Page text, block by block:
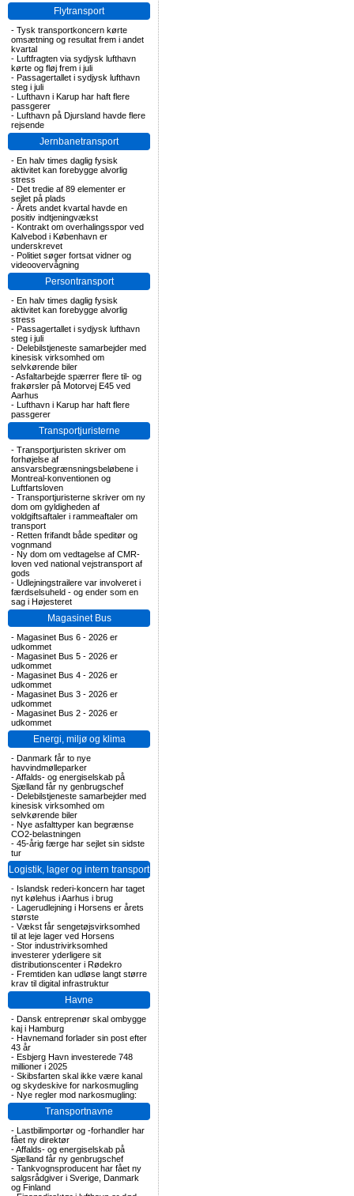
Flytransport
- Tysk transportkoncern kørte
omsætning og resultat frem i andet
kvartal
- Luftfragten via sydjysk lufthavn
kørte og fløj frem i juli
- Passagertallet i sydjysk lufthavn
steg i juli
- Lufthavn i Karup har haft flere
passgerer
- Lufthavn på Djursland havde flere
rejsende
Jernbanetransport
- En halv times daglig fysisk
aktivitet kan forebygge alvorlig
stress
- Det tredie af 89 elementer er
sejlet på plads
- Årets andet kvartal havde en
positiv indtjeningvækst
- Kontrakt om overhalingsspor ved
Kalvebod i København er
underskrevet
- Politiet søger fortsat vidner og
videoovervågning
Persontransport
- En halv times daglig fysisk
aktivitet kan forebygge alvorlig
stress
- Passagertallet i sydjysk lufthavn
steg i juli
- Delebilstjeneste samarbejder med
kinesisk virksomhed om
selvkørende biler
-Asfaltarbejde spærrer flere til- og
frakørsler på Motorvej E45 ved
Aarhus
- Lufthavn i Karup har haft flere
passgerer
Transportjuristerne
- Transportjuristen skriver om
forhøjelse af
ansvarsbegrænsningsbeløbene i
Montreal-konventionen og
Luftfartsloven
- Transportjuristerne skriver om ny
dom om gyldigheden af
voldgiftsaftaler i rammeaftaler om
transport
- Retten frifandt både speditør og
vognmand
- Ny dom om vedtagelse af CMR-
loven ved national vejstransport af
gods
- Udlejningstrailere var involveret i
færdselsuheld - og ender som en
sag i Højesteret
Magasinet Bus
- Magasinet Bus 6 - 2026 er
udkommet
- Magasinet Bus 5 - 2026 er
udkommet
- Magasinet Bus 4 - 2026 er
udkommet
- Magasinet Bus 3 - 2026 er
udkommet
- Magasinet Bus 2 - 2026 er
udkommet
Energi, miljø og klima
- Danmark får to nye
havvindmølleparker
-Affalds- og energiselskab på
Sjælland får ny genbrugschef
- Delebilstjeneste samarbejder med
kinesisk virksomhed om
selvkørende biler
- Nye asfalttyper kan begrænse
CO2-belastningen
- 45-årig færge har sejlet sin sidste
tur
Logistik, lager og intern transport
- Islandsk rederi-koncern har taget
nyt kølehus i Aarhus i brug
- Lagerudlejning i Horsens er årets
største
- Vækst får sengetøjsvirksomhed
til at leje lager ved Horsens
- Stor industrivirksomhed
investerer yderligere sit
distributionscenter i Rødekro
- Fremtiden kan udløse langt større
krav til digital infrastruktur
Havne
- Dansk entreprenør skal ombygge
kaj i Hamburg
- Havnemand forlader sin post efter
43 år
- Esbjerg Havn investerede 748
millioner i 2025
- Skibsfarten skal ikke være kanal
og skydeskive for narkosmugling
- Nye regler mod narkosmugling:
Transportnavne
- Lastbilimportør og -forhandler har
fået ny direktør
-Affalds- og energiselskab på
Sjælland får ny genbrugschef
- Tankvognsproducent har fået ny
salgsrådgiver i Sverige, Danmark
og Finland